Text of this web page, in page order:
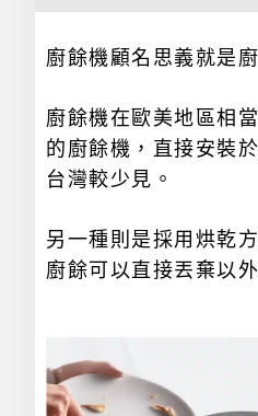
廚餘機顧名思義就是
廚餘機在歐美地區相
的廚餘機，直接安裝
台灣較少見。
另一種則是採用烘乾
廚餘可以直接丟棄以